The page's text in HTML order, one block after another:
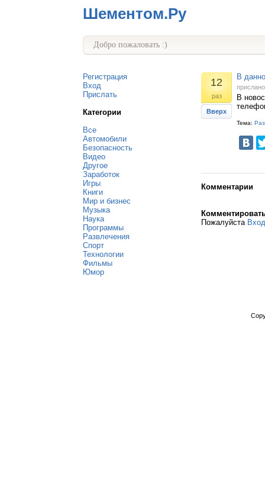
Шементом.Ру
Добро пожаловать :)
Регистрация
Вход
Прислать
Категории
Все
Автомобили
Безопасность
Видео
Другое
Заработок
Игры
Книги
Мир и бизнес
Музыка
Наука
Программы
Развлечения
Спорт
Технологии
Фильмы
Юмор
12
раз
Вверх
В
В
Тема:
Комментарии
Пожалуйста Вход